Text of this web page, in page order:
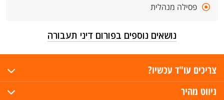
פסילה מנהלית
נושאים נוספים בפורום דיני תעבורה
צריכים עו"ד עכשיו?
ניווט מהיר